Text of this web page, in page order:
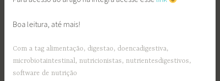
Boa leitura, até mais!
Com a tag alimentação, digestao, doencadigestiva,
microbiotaintestinal, nutricionistas, nutrientesdigestivos,
software de nutrição